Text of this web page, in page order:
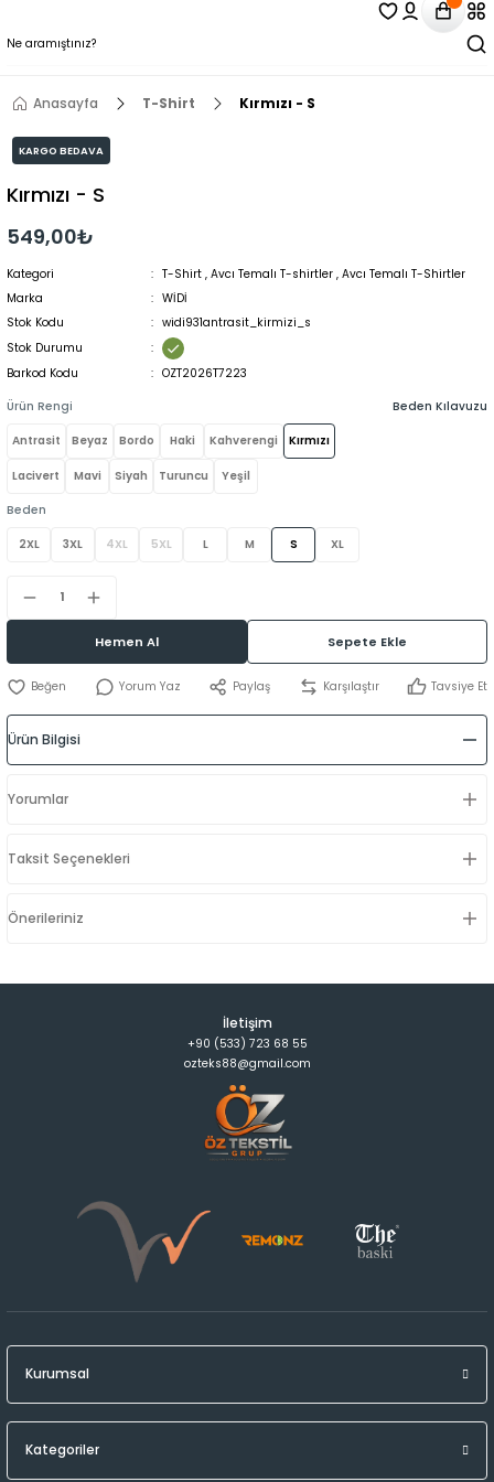
Anasayfa T-Shirt Kırmızı - S
KARGO BEDAVA
Kırmızı - S
549,00₺
Kategori T-Shirt , Avcı Temalı T-shirtler , Avcı Temalı T-Shirtler
Marka
WİDİ
Stok Kodu
widi931antrasit_kirmizi_s
Stok Durumu
Barkod Kodu
OZT2026T7223
Ürün Rengi
Antrasit Beyaz Bordo Haki Kahverengi Kırmızı
Lacivert Mavi Siyah Turuncu Yeşil
Beden
2XL 3XL 4XL 5XL L M S XL
Beden Kılavuzu
Hemen Al Sepete Ekle
Yorum Yaz Paylaş Karşılaştır Tavsiye Et
Ürün Bilgisi
Yorumlar
Taksit Seçenekleri
Önerileriniz
İletişim
+90 (533) 723 68 55
ozteks88@gmail.com
Kurumsal
Kategoriler